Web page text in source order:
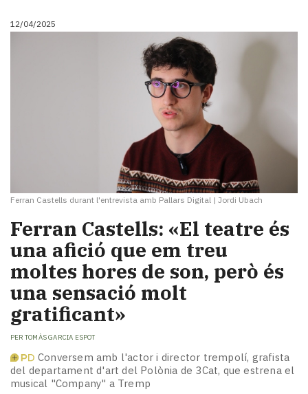
12/04/2025
Ferran Castells durant l'entrevista amb Pallars Digital | Jordi Ubach
Ferran Castells: «El teatre és
una afició que em treu
moltes hores de son, però és
una sensació molt
gratificant»
PER TOMÀS GARCIA ESPOT
Conversem amb l'actor i director trempolí, grafista
del departament d'art del Polònia de 3Cat, que estrena el
musical "Company" a Tremp